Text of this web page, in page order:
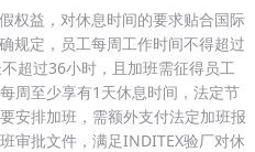
权益，对休息时间的要求贴合国际
规定，员工每周工作时间不得超过
超过36小时，且加班需征得员工
周至少享有1天休息时间，法定节
安排加班，需额外支付法定加班报
审批文件，满足INDITEX验厂对休